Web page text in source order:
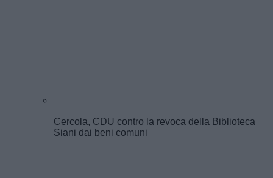
Cercola, CDU contro la revoca della Biblioteca
Siani dai beni comuni